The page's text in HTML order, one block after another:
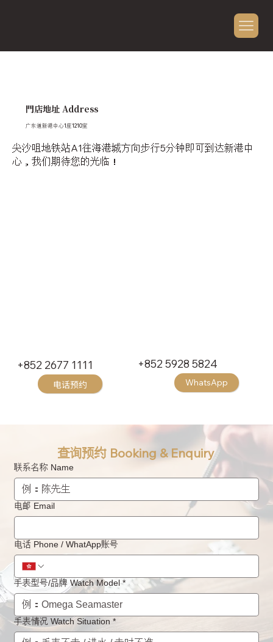
查询预约 Booking & Enquiry
联系名称 Name
电邮 Email
电话 Phone / WhatApp账号
手表型号/品牌 Watch Model *
手表情况 Watch Situation *
门店地址 Address
​广东道​新港中心1座1210室
​尖沙咀地铁站A1往海港城方向步行5分钟即可到达新港中
心，我们期待您的光临！
+852 5928 5824
WhatsApp
电话预约
+852 2677 1111